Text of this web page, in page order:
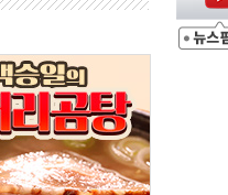
연속 최고치